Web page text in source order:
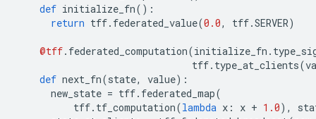
def initialize_fn():
return tff. federated_value(0.0, tff.SERVER)
@tff. federated_computation(initialize_fn .
tff. type_at_clients(
def next_fn(state, value):
new_state = tff. federated_map(
tff. tf_computation(lambda x : x + 1.0),